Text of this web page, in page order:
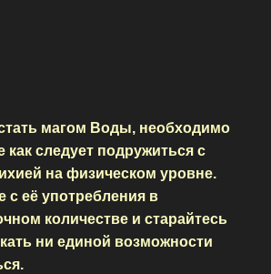
магом Воды, необходимо
как следует подружиться с
на физическом уровне.
с её употребления в
количестве и старайтесь
ни единой возможности